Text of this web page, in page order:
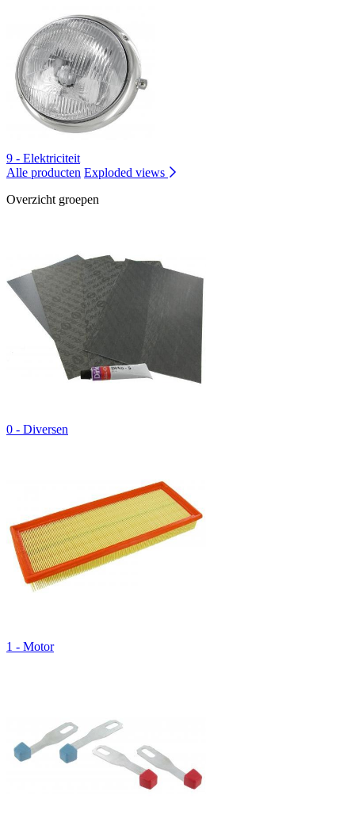
9 - Elektriciteit
Alle producten Exploded views
Overzicht groepen
0 - Diversen
1 - Motor